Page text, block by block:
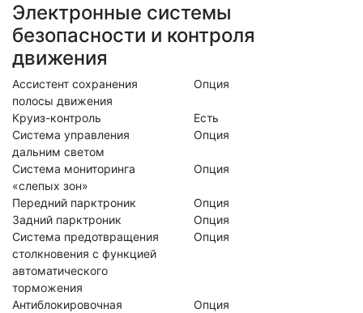
Электронные системы
безопасности и контроля
движения
Ассистент сохранения
полосы движения
Опция
Круиз-контроль
Есть
Система управления
дальним светом
Опция
Система мониторинга
«слепых зон»
Опция
Передний парктроник
Опция
Задний парктроник
Опция
Система предотвращения
столкновения с функцией
автоматического
торможения
Опция
Антиблокировочная
Опция